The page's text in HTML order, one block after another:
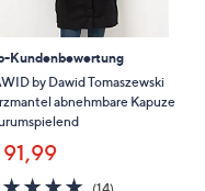
Kundenbewertung
by Dawid Tomaszewski
abnehmbare Kapuze
4.8 14